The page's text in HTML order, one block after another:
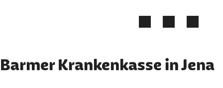
Barmer Krankenkasse in Jena